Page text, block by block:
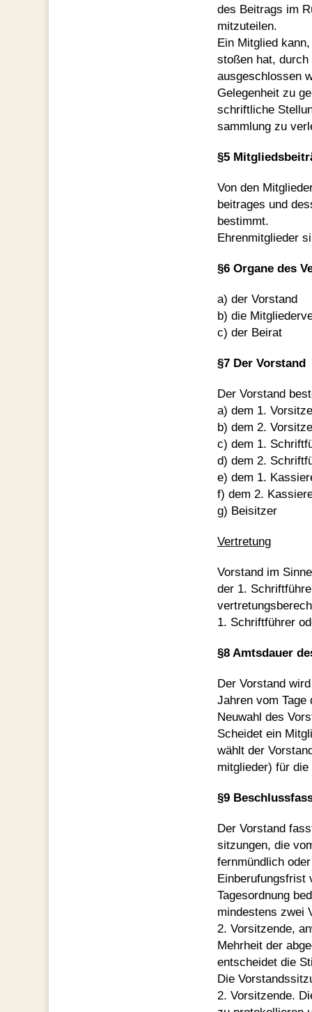
des Beitrags im
mitzuteilen.
Ein Mitglied
stoßen hat,
ausgeschlossen
Gelegenheit zu
schriftliche
sammlung zu
§5
Von den
beitrages und
bestimmt.
Ehrenmitglieder
§6 Organe des
a) der Vorstand
b) die
c) der Beirat
§7 Der Vorstand
Der Vorstand
a) dem 1.
b) dem 2.
c) dem 1.
d) dem 2.
e) dem 1.
f) dem 2.
g) Beisitzer
Vertretung
Vorstand im
der 1.
1. Schriftführer
§8 Amtsdauer
Der Vorstand
Jahren vom
Neuwahl des
Scheidet ein
wählt der
mitglieder) für
§9
Der Vorstand
sitzungen, die
fernmündlich
Einberufungsfrist
Tagesordnung
mindestens zwei
2. Vorsitzende,
Mehrheit der
entscheidet die
Die
2. Vorsitzende.